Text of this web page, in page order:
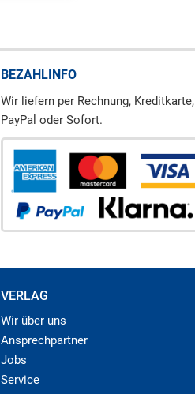
BEZAHLINFO
Wir liefern per Rechnung, Kreditkarte,
PayPal oder Sofort.
VERLAG
Wir über uns
Ansprechpartner
Jobs
Service